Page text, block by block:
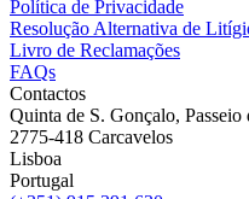
Política de Privacidade
Resolução Alternativa de
Livro de Reclamações
FAQs
Contactos
Quinta de S. Gonçalo,
2775-418 Carcavelos
Lisboa
Portugal